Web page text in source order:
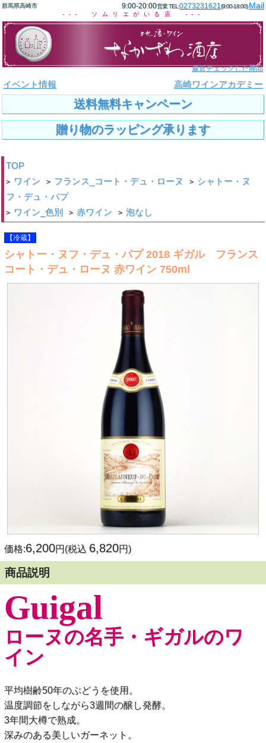
群馬県高崎市 9:00-20:00営業 TEL:0273231621(9:00-18:00)Mail
--- ソムリエがいる店 ---
最近チェックした商品
イベント情報 高崎ワインアカデミー
送料無料キャンペーン
贈り物のラッピング承ります
TOP
> ワイン > フランス_コート・デュ・ローヌ > シャトー・ヌ
フ・デュ・パプ
> ワイン_色別 > 赤ワイン > 泡なし
【冷蔵】
シャトー・ヌフ・デュ・パプ 2018 ギガル フランス
コート・デュ・ローヌ 赤ワイン 750ml
価格:6,200円(税込 6,820円)
商品説明
Guigal
ローヌの名手・ギガルのワ
イン
平均樹齢50年のぶどうを使用。
温度調節をしながら3週間の醸し発酵。
3年間大樽で熟成。
深みのある美しいガーネット。